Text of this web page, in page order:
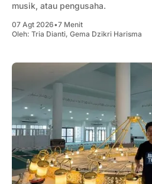
musik, atau pengusaha.
07 Agt 2026•7 Menit
Oleh: Tria Dianti, Gema Dzikri Harisma